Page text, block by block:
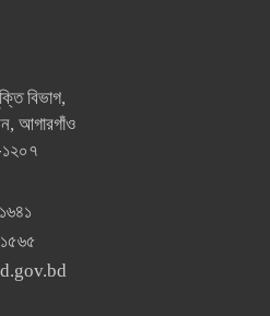
বিভাগ,
আগারগাঁও
১২০৭